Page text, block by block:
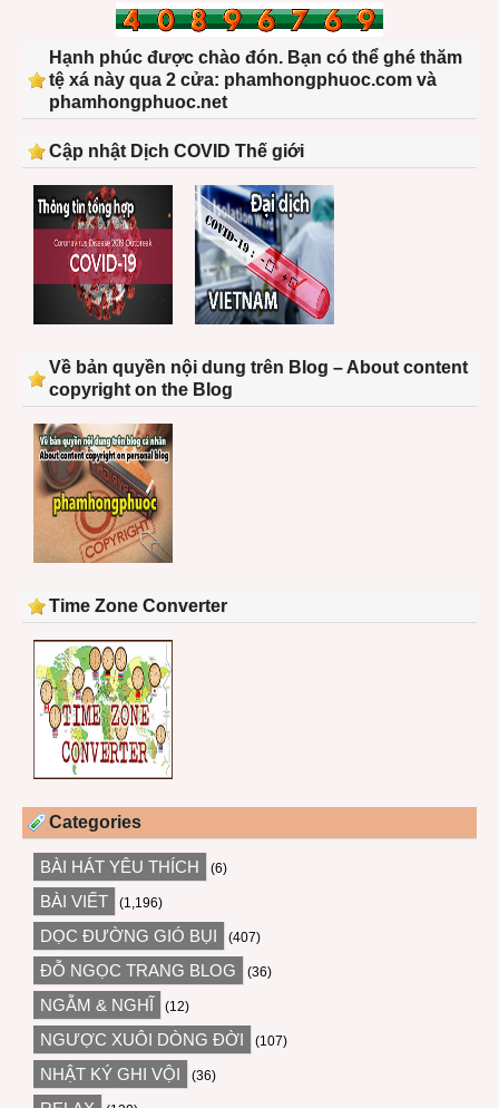
Hạnh phúc được chào đón. Bạn có thể ghé thăm
tệ xá này qua 2 cửa: phamhongphuoc.com và
phamhongphuoc.net
Cập nhật Dịch COVID Thế giới
Về bản quyền nội dung trên Blog – About content
copyright on the Blog
Time Zone Converter
Categories
BÀI HÁT YÊU THÍCH (6)
BÀI VIẾT (1,196)
DỌC ĐƯỜNG GIÓ BỤI (407)
ĐỖ NGỌC TRANG BLOG (36)
NGẪM & NGHĨ (12)
NGƯỢC XUÔI DÒNG ĐỜI (107)
NHẬT KÝ GHI VỘI (36)